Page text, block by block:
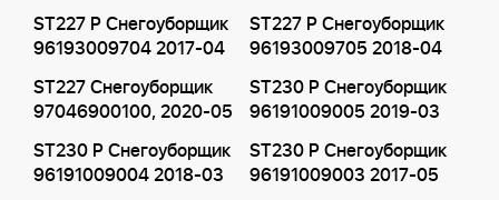
ST227 P Снегоуборщик
96193009704 2017-04
ST227 P Снегоуборщик
96193009705 2018-04
ST227 Снегоуборщик
97046900100, 2020-05
ST230 P Снегоуборщик
96191009005 2019-03
ST230 P Снегоуборщик
96191009004 2018-03
ST230 P Снегоуборщик
96191009003 2017-05